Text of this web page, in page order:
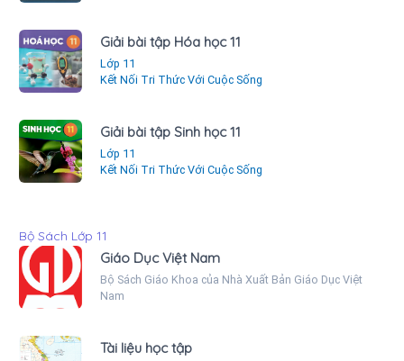
Giải bài tập Hóa học 11
Lớp 11
Kết Nối Tri Thức Với Cuộc Sống
Giải bài tập Sinh học 11
Lớp 11
Kết Nối Tri Thức Với Cuộc Sống
Bộ Sách Lớp 11
Giáo Dục Việt Nam
Bộ Sách Giáo Khoa của Nhà Xuất Bản Giáo Dục Việt
Nam
Tài liệu học tập